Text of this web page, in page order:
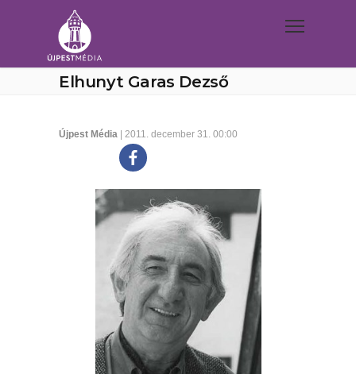
Elhunyt Garas Dezső
Újpest Média | 2011. december 31. 00:00